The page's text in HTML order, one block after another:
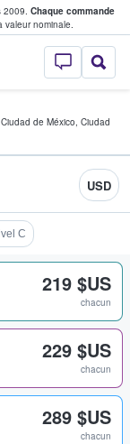
2009. Chaque commande
valeur nominale.
- Où
billets
Ciudad de México, Ciudad
USD
C
219 $US
chacun
229 $US
chacun
289 $US
chacun